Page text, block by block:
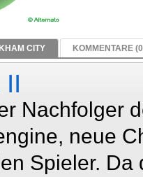
CITY KOMMENTARE
Nachfolger
neue
Spieler. Da